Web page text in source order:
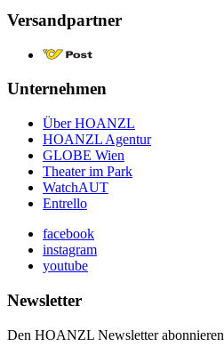
Versandpartner
Unternehmen
Über HOANZL
HOANZL Agentur
GLOBE Wien
Theater im Park
WatchAUT
Entrello
facebook
instagram
youtube
Newsletter
Den HOANZL Newsletter abonnieren